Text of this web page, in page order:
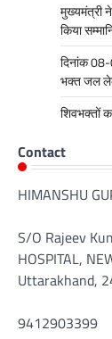
मुख्यमंत्री
किया
दिनांक
भक्त जल
शिवभक्तों
Contact
HIMANSHU
S/O Rajeev
HOSPITAL,
Uttarakhand,
9412903399